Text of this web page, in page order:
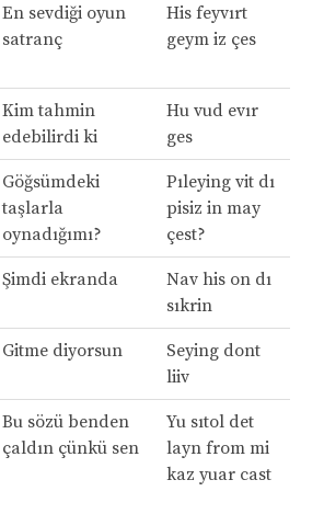
En sevdiği oyun
satranç
His feyvırt
geym iz çes
Kim tahmin
edebilirdi ki
Hu vud evır
ges
Göğsümdeki
taşlarla
oynadığımı?
Pıleying vit dı
pisiz in may
çest?
Şimdi ekranda
Nav his on dı
sıkrin
Gitme diyorsun
Seying dont
liiv
Bu sözü benden
çaldın çünkü sen
Yu sıtol det
layn from mi
kaz yuar cast